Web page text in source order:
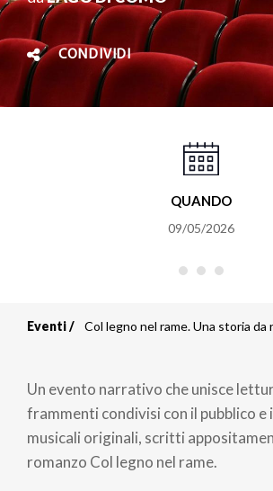
CONDIVIDI
QUANDO
09/05/2026
Briciole
di
pane
Eventi Col legno nel rame. Una storia da
Un evento narrativo che unisce
frammenti condivisi con il pubblico
musicali originali, scritti
romanzo Col legno nel rame.